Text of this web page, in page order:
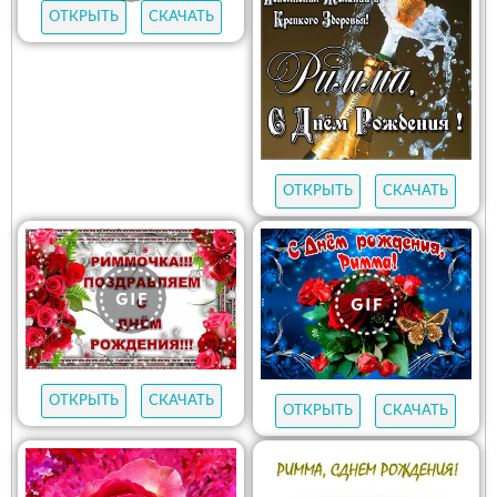
ОТКРЫТЬ СКАЧАТЬ
ОТКРЫТЬ СКАЧАТЬ
ОТКРЫТЬ СКАЧАТЬ
ОТКРЫТЬ СКАЧАТЬ